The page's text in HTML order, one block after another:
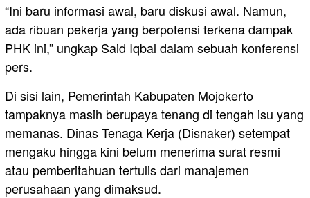
“Ini baru informasi awal, baru diskusi awal. Namun,
ada ribuan pekerja yang berpotensi terkena dampak
PHK ini,” ungkap Said Iqbal dalam sebuah konferensi
pers.
Di sisi lain, Pemerintah Kabupaten Mojokerto
tampaknya masih berupaya tenang di tengah isu yang
memanas. Dinas Tenaga Kerja (Disnaker) setempat
mengaku hingga kini belum menerima surat resmi
atau pemberitahuan tertulis dari manajemen
perusahaan yang dimaksud.